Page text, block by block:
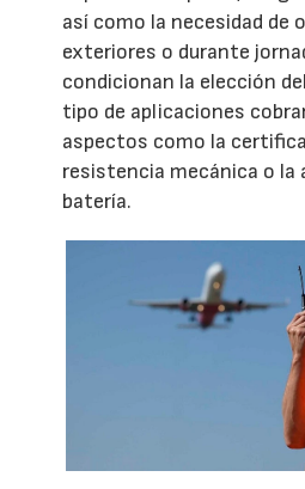
así como la necesidad de
exteriores o durante
condicionan la elección
tipo de aplicaciones
aspectos como la
resistencia mecánica o la
batería.